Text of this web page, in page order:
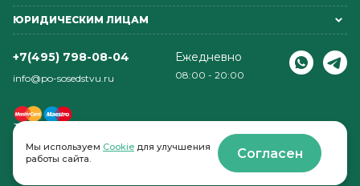
ЮРИДИЧЕСКИМ ЛИЦАМ
+7(495) 798-08-04
info@po-sosedstvu.ru
Ежедневно
08:00 - 20:00
© 2022-2026 . По соседству
Мы используем Cookie для улучшения
работы сайта.
Согласен